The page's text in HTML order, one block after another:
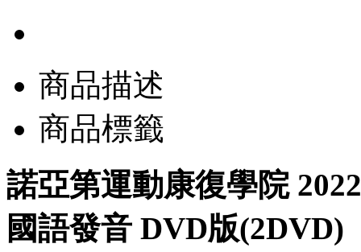
商品描述
商品標籤
諾亞第運動康復學院
國語發音 DVD版(2DVD)